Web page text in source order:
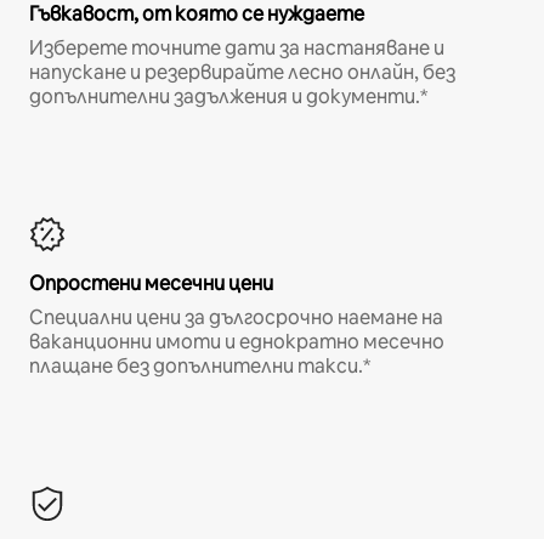
Гъвкавост, от която се нуждаете
Изберете точните дати за настаняване и
напускане и резервирайте лесно онлайн, без
допълнителни задължения и документи.*
Опростени месечни цени
Специални цени за дългосрочно наемане на
ваканционни имоти и еднократно месечно
плащане без допълнителни такси.*